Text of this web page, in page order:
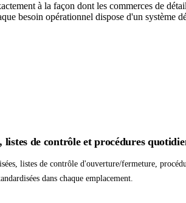
à la façon dont les commerces de
besoin opérationnel dispose d'un système
listes de contrôle et procédures
listes de contrôle d'ouverture/fermeture,
dans chaque emplacement.